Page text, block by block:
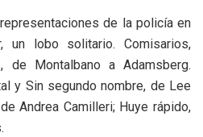
de la policía en
un lobo solitario. Comisarios,
de Montalbano a Adamsberg.
y Sin segundo nombre, de Lee
Andrea Camilleri; Huye rápido,